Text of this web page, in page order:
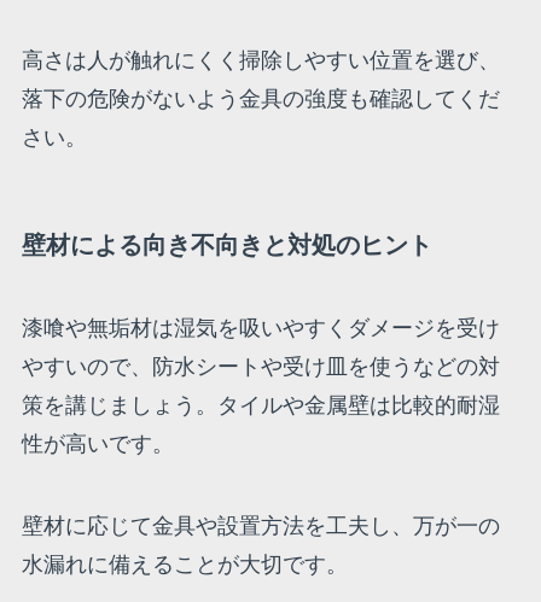
高さは人が触れにくく掃除しやすい位置を選び、
落下の危険がないよう金具の強度も確認してくだ
さい。
壁材による向き不向きと対処のヒント
漆喰や無垢材は湿気を吸いやすくダメージを受け
やすいので、防水シートや受け皿を使うなどの対
策を講じましょう。タイルや金属壁は比較的耐湿
性が高いです。
壁材に応じて金具や設置方法を工夫し、万が一の
水漏れに備えることが大切です。